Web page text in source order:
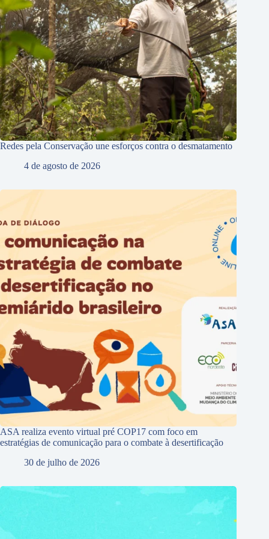
Redes pela Conservação une esforços contra o desmatamento
4 de agosto de 2026
ASA realiza evento virtual pré COP17 com foco em
estratégias de comunicação para o combate à desertificação
30 de julho de 2026